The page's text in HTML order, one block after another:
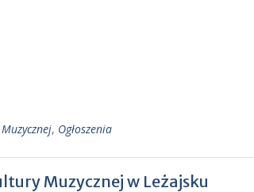
, Ogłoszenia
Muzycznej w Leżajsku